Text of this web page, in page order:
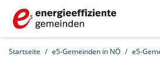
Startseite e5-Gemeinden in NÖ e5-